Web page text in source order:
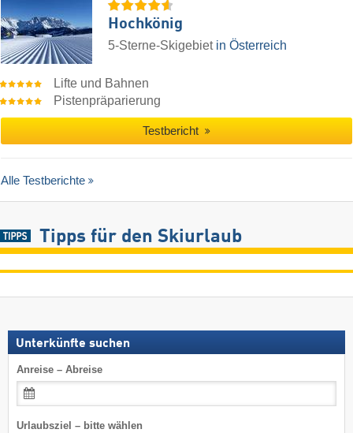
Hochkönig
5-Sterne-Skigebiet in Österreich
Lifte und Bahnen
Pistenpräparierung
Testbericht
Alle Testberichte
Tipps für den Skiurlaub
Unterkünfte suchen
Anreise – Abreise
Urlaubsziel – bitte wählen